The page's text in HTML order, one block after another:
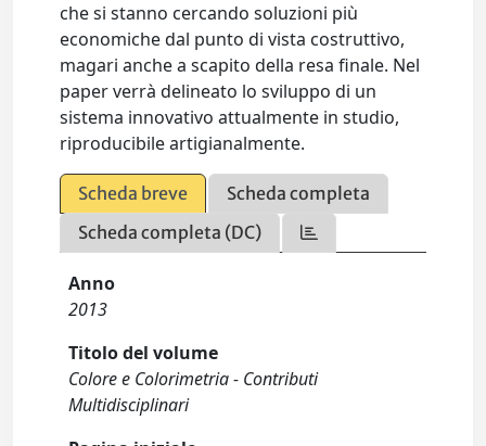
che si stanno cercando soluzioni più
economiche dal punto di vista costruttivo,
magari anche a scapito della resa finale. Nel
paper verrà delineato lo sviluppo di un
sistema innovativo attualmente in studio,
riproducibile artigianalmente.
Scheda breve
Scheda completa
Scheda completa (DC)
Anno
2013
Titolo del volume
Colore e Colorimetria - Contributi
Multidisciplinari